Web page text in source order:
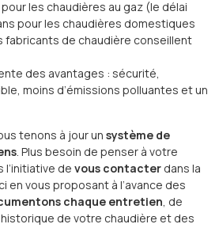
les chaudières au gaz (le délai
pour les chaudières domestiques
fabricants de chaudière conseillent
des avantages : sécurité,
moins d’émissions polluantes et un
tenons à jour un système de
. Plus besoin de penser à votre
l’initiative de vous contacter dans la
en vous proposant à l’avance des
chaque entretien , de
historique de votre chaudière et des